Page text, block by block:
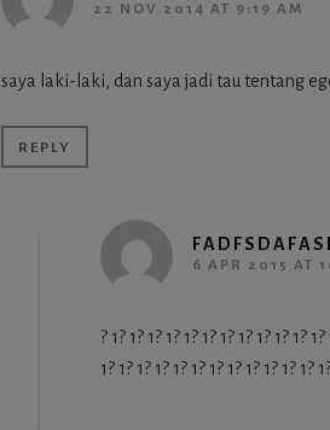
22 NOV 2014 AT 9:19 AM
saya laki-laki, dan saya jadi tau tentang
REPLY
6 APR 2015 AT
? 1? 1? 1? 1? 1? 1? 1? 1? 1? 1? 1?
1? 1? 1? 1? 1? 1? 1? 1? 1? 1? 1? 1?